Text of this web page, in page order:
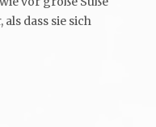
dass sie sich